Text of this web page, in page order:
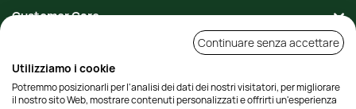
Customer Care
Contatti
Continuare senza accettare
Utilizziamo i cookie
Potremmo posizionarli per l'analisi dei dati dei nostri visitatori, per migliorare
il nostro sito Web, mostrare contenuti personalizzati e offrirti un'esperienza